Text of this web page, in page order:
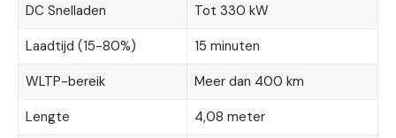
DC Snelladen
Tot 330 kW
Laadtijd (15-80%)
15 minuten
WLTP-bereik
Meer dan 400 km
Lengte
4,08 meter